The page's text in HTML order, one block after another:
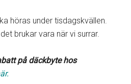
höras under tisdagskvällen.
brukar vara när vi surrar.
på däckbyte hos